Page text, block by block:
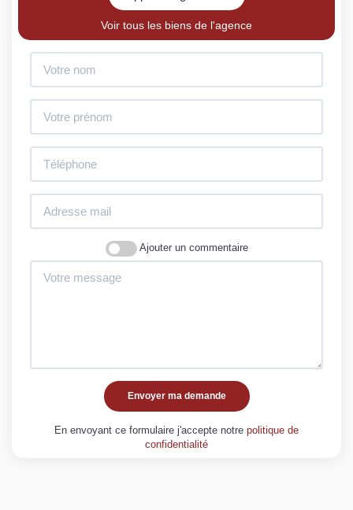
Voir tous les biens de l'agence
Ajouter un commentaire
Envoyer ma demande
En envoyant ce formulaire j'accepte notre politique de
confidentialité